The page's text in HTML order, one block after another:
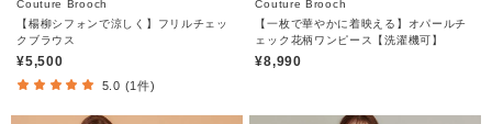
Couture Brooch
【楊柳シフォンで涼しく】フリルチェッ
クブラウス
¥5,500
5.0 (1件)
Couture Brooch
【一枚で華やかに着映える】オパールチ
ェック花柄ワンピース【洗濯機可】
¥8,990